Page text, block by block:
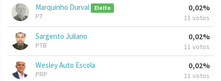
Marquinho Durval Eleito
PT
0,02%
11 votos
Sargento Juliano
PTB
0,02%
11 votos
Wesley Auto Escola
PRP
0,02%
11 votos